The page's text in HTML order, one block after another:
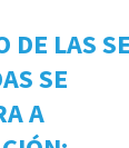
DE LAS
SE
A